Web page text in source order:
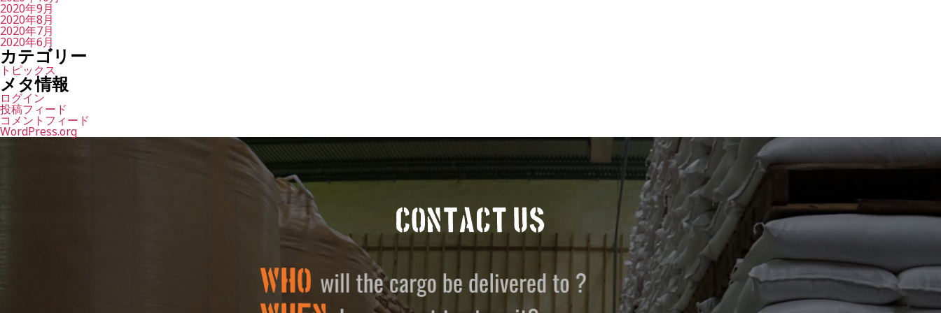
2020年9月
2020年8月
2020年7月
2020年6月
カテゴリー
トピックス
メタ情報
ログイン
投稿フィード
コメントフィード
WordPress.org